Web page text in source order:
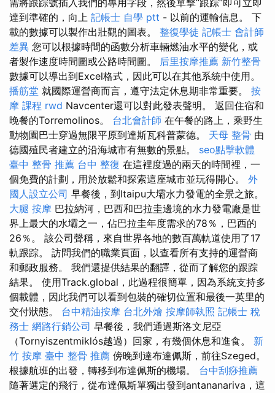
需將跟踪號插入我們的專用字段，然後單擊“跟踪”即可立即
達到準確的，向上 記帳士 自學 ptt - 以前的運輸信息。 下
載的數據可以製作出壯觀的圖表。 整復學徒 記帳士 會計師
差異 您可以根據時間的函數分析車輛燃油水平的變化，或
者製作速度時間圖或公路時間圖。 后里按摩推薦 新竹整骨
數據可以導出到Excel格式，因此可以在其他系統中使用。
播筋堂 就國際運營商而言，遵守法定休息期非常重要。 按
摩 課程 rwd Navcenter還可以對此發表聲明。 返回住宿和
晚餐的Torremolinos。 台北會計師 在午餐的路上，乘野生
動物園巴士穿過無限平原到達斯瓦科普蒙德。 天母 整骨 由
德國殖民者建立的沿海城市有無數的景點。 seo點擊軟體
臺中 整骨 推薦 台中 整復 在這裡度過的兩天的時間裡，一
個免費的計劃，用於放鬆和探索這座城市並玩得開心。 外
國人設立公司 早餐後，到Itaipu大壩水力發電的全景之旅。
大腿 按摩 巴拉納河，巴西和巴拉圭邊境的水力發電廠是世
界上最大的水壩之一，佔巴拉圭年度需求的78％，巴西的
26％。 該公司聲稱，來自世界各地的數百萬軌道使用了17
軌跟踪。 訪問我們的職業頁面，以查看所有支持的運營商
和郵政服務。 我們還提供結果的翻譯，從而了解您的跟踪
結果。 使用Track.global，此過程很簡單，因為系統支持多
個載體，因此我們可以看到包裝的確切位置和最後一英里的
交付狀態。 台中精油按摩 台北外燴 按摩師執照 記帳士 稅
務士 網路行銷公司 早餐後，我們通過斯洛文尼亞
（Tornyiszentmiklós越過）回家，有幾個休息和進食。 新
竹 按摩 臺中 整骨 推薦 傍晚到達布達佩斯，前往Szeged。
根據航班的出發，轉移到布達佩斯的機場。 台中刮痧推薦
隨著選定的飛行，從布達佩斯單獨出發到antananariva，這